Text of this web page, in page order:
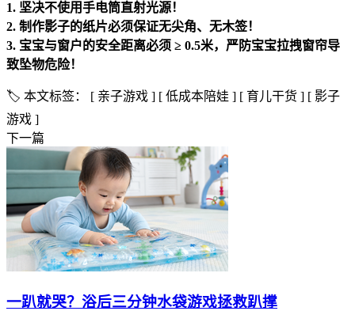
1. 坚决不使用手电筒直射光源！
2. 制作影子的纸片必须保证无尖角、无木签！
3. 宝宝与窗户的安全距离必须 ≥ 0.5米，严防宝宝拉拽窗帘导
致坠物危险！
🏷️ 本文标签： [ 亲子游戏 ] [ 低成本陪娃 ] [ 育儿干货 ] [ 影子
游戏 ]
下一篇
一趴就哭？浴后三分钟水袋游戏拯救趴撑